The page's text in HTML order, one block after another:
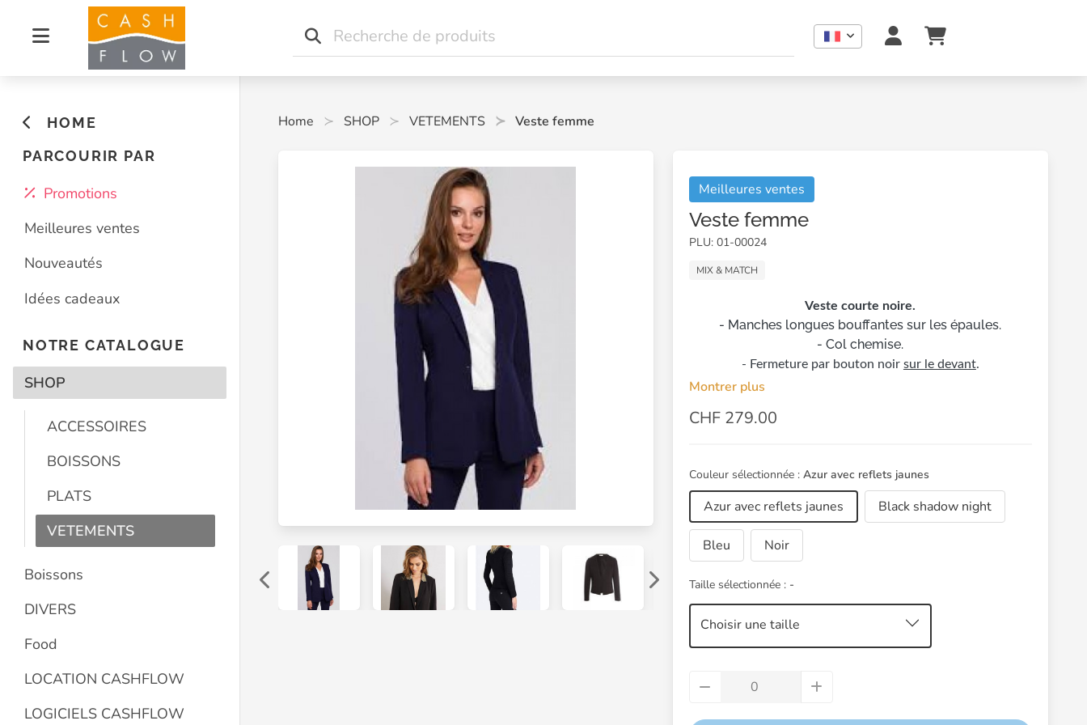
HOME
PARCOURIR PAR
Promotions
Meilleures ventes
Nouveautés
Idées cadeaux
NOTRE CATALOGUE
SHOP
ACCESSOIRES
BOISSONS
PLATS
VETEMENTS
Boissons
DIVERS
Food
LOCATION CASHFLOW
LOGICIELS CASHFLOW
Home SHOP VETEMENTS Veste femme
Meilleures ventes
Veste femme
PLU: 01-00024
MIX & MATCH
Veste courte noire.
- Manches longues bouffantes sur les épaules.
- Col chemise.
- Fermeture par bouton noir sur le devant.
- Ce produit contient 30% de polyester recyclé. Sofia mesure
Montrer plus
CHF 279.00
Couleur sélectionnée : Azur avec reflets jaunes
Azur avec reflets jaunes Black shadow night
Bleu Noir
Taille sélectionnée : -
Choisir une taille